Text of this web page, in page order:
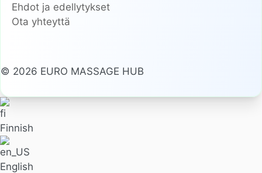
Ehdot ja edellytykset
Ota yhteyttä
© 2026 EURO MASSAGE HUB
Finnish
English